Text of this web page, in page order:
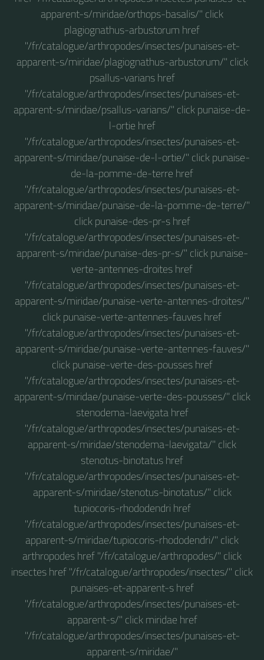
apparent-s/miridae/orthops-basalis/" click
plagiognathus-arbustorum href
"/fr/catalogue/arthropodes/insectes/punaises-et-
apparent-s/miridae/plagiognathus-arbustorum/" click
psallus-varians href
"/fr/catalogue/arthropodes/insectes/punaises-et-
apparent-s/miridae/psallus-varians/" click punaise-de-
l-ortie href
"/fr/catalogue/arthropodes/insectes/punaises-et-
apparent-s/miridae/punaise-de-l-ortie/" click punaise-
de-la-pomme-de-terre href
"/fr/catalogue/arthropodes/insectes/punaises-et-
apparent-s/miridae/punaise-de-la-pomme-de-terre/"
click punaise-des-pr-s href
"/fr/catalogue/arthropodes/insectes/punaises-et-
apparent-s/miridae/punaise-des-pr-s/" click punaise-
verte-antennes-droites href
"/fr/catalogue/arthropodes/insectes/punaises-et-
apparent-s/miridae/punaise-verte-antennes-droites/"
click punaise-verte-antennes-fauves href
"/fr/catalogue/arthropodes/insectes/punaises-et-
apparent-s/miridae/punaise-verte-antennes-fauves/"
click punaise-verte-des-pousses href
"/fr/catalogue/arthropodes/insectes/punaises-et-
apparent-s/miridae/punaise-verte-des-pousses/" click
stenodema-laevigata href
"/fr/catalogue/arthropodes/insectes/punaises-et-
apparent-s/miridae/stenodema-laevigata/" click
stenotus-binotatus href
"/fr/catalogue/arthropodes/insectes/punaises-et-
apparent-s/miridae/stenotus-binotatus/" click
tupiocoris-rhododendri href
"/fr/catalogue/arthropodes/insectes/punaises-et-
apparent-s/miridae/tupiocoris-rhododendri/" click
arthropodes href "/fr/catalogue/arthropodes/" click
insectes href "/fr/catalogue/arthropodes/insectes/" click
punaises-et-apparent-s href
"/fr/catalogue/arthropodes/insectes/punaises-et-
apparent-s/" click miridae href
"/fr/catalogue/arthropodes/insectes/punaises-et-
apparent-s/miridae/"